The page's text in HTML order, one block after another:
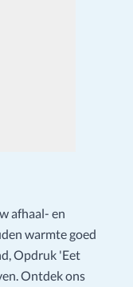
afhaal- en
warmte goed
Opdruk 'Eet
Ontdek ons